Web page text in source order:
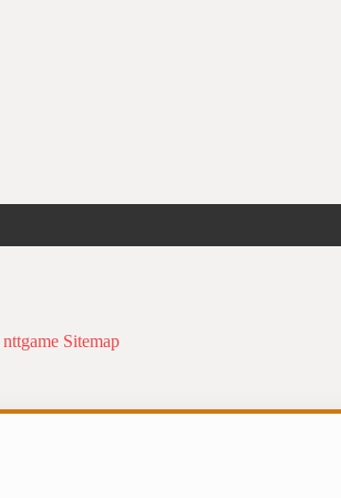
nttgame Sitemap